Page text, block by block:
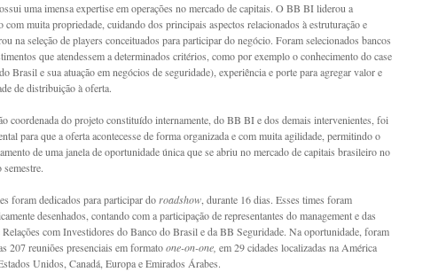
uma imensa expertise em operações no mercado de capitais. O BB BI liderou a
com muita propriedade, cuidando dos principais aspectos relacionados à estruturação e
na seleção de players conceituados para participar do negócio. Foram selecionados bancos
que atendessem a determinados critérios, como por exemplo o conhecimento do case
Brasil e sua atuação em negócios de seguridade), experiência e porte para agregar valor e
de distribuição à oferta.
coordenada do projeto constituído internamente, do BB BI e dos demais intervenientes, foi
para que a oferta acontecesse de forma organizada e com muita agilidade, permitindo o
de uma janela de oportunidade única que se abriu no mercado de capitais brasileiro no
foram dedicados para participar doroadshow, durante 16 dias. Esses times foram
desenhados, contando com a participação de representantes do management e das
Relações com Investidores do Banco do Brasil e da BB Seguridade. Na oportunidade, foram
207 reuniões presenciais em formatoone-on-one, em 29 cidades localizadas na América
Unidos, Canadá, Europa e Emirados Árabes.